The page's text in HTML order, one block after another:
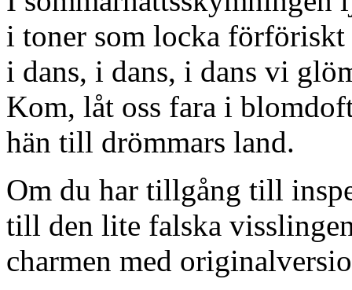
i toner som locka
i dans, i dans, i dans vi
Kom, låt oss fara i
hän till drömmars land.
Om du har tillgång till
till den lite falska
charmen med